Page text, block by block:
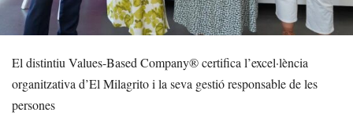
El distintiu Values-Based Company® certifica l’excel·lència
organitzativa d’El Milagrito i la seva gestió responsable de les
persones